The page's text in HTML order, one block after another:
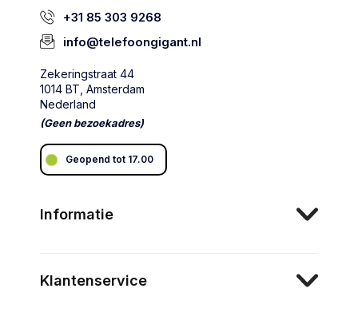
+31 85 303 9268
info@telefoongigant.nl
Zekeringstraat 44
1014 BT, Amsterdam
Nederland
(Geen bezoekadres)
Geopend tot 17.00
Informatie
Klantenservice